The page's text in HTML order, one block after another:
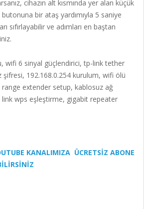
cihazın alt kısmında yer alan küçük
bir ataş yardımıyla 5 saniye
sıfırlayabilir ve adımları en baştan
wifi 6 sinyal güçlendirici, tp-link tether
192.168.0.254 kurulum, wifi ölü
extender setup, kablosuz ağ
wps eşleştirme, gigabit repeater
KANALIMIZA ÜCRETSİZ ABONE